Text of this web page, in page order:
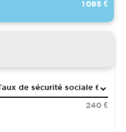
1 095 €
240 €